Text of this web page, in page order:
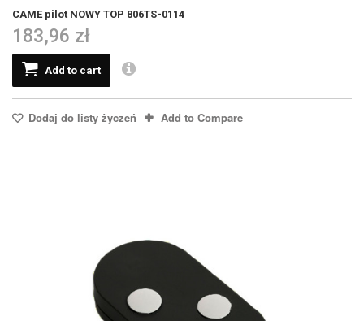
CAME pilot NOWY TOP 806TS-0114
183,96 zł
Add to cart
Dodaj do listy życzeń Add to Compare